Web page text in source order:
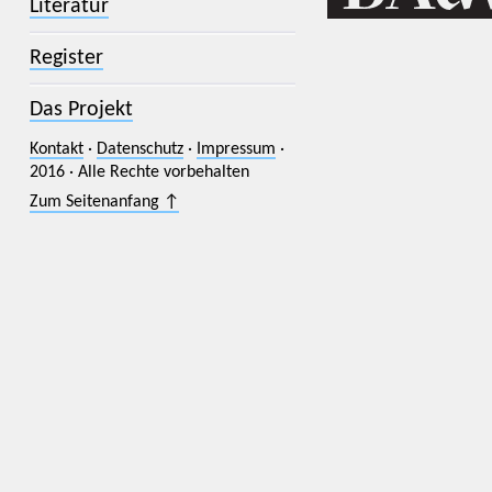
Literatur
Register
Das Projekt
Kontakt· Datenschutz· Impressum ·
2016 · Alle Rechte vorbehalten
Zum Seitenanfang ↑